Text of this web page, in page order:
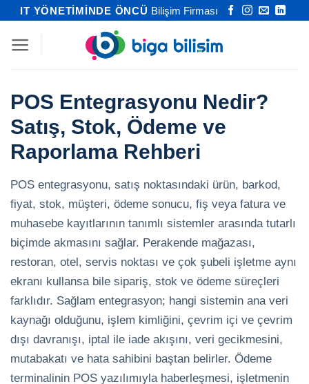
İçeriğeIT YÖNETİMİNDE ÖNCÜ Bilişim Firması
POS Entegrasyonu Nedir?
Satış, Stok, Ödeme ve
Raporlama Rehberi
POS entegrasyonu, satış noktasındaki ürün, barkod,
fiyat, stok, müşteri, ödeme sonucu, fiş veya fatura ve
muhasebe kayıtlarının tanımlı sistemler arasında tutarlı
biçimde akmasını sağlar. Perakende mağazası,
restoran, otel, servis noktası ve çok şubeli işletme aynı
ekranı kullansa bile sipariş, stok ve ödeme süreçleri
farklıdır. Sağlam entegrasyon; hangi sistemin ana veri
kaynağı olduğunu, işlem kimliğini, çevrim içi ve çevrim
dışı davranışı, iptal ile iade akışını, veri gecikmesini,
mutabakatı ve hata sahibini baştan belirler. Ödeme
terminalinin POS yazılımıyla haberleşmesi, işletmenin